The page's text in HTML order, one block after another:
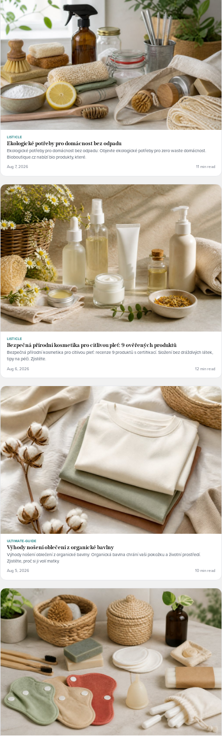
LISTICLE
Ekologické potřeby pro domácnost bez odpadu
Ekologické potřeby pro domácnost bez odpadu: Objevte ekologické potřeby pro zero waste domácnost.
Bioboutique.cz nabízí bio produkty, které.
Aug 7, 2026 11 min read
LISTICLE
Bezpečná přírodní kosmetika pro citlivou pleť: 9 ověřených produktů
Bezpečná přírodní kosmetika pro citlivou pleť: recenze 9 produktů s certifikací. Složení bez dráždivých látek,
tipy na péči. Zjistěte.
Aug 6, 2026 12 min read
ULTIMATE-GUIDE
Výhody nošení oblečení z organické bavlny
Výhody nošení oblečení z organické bavlny: Organická bavlna chrání vaši pokožku a životní prostředí.
Zjistěte, proč si ji volí matky.
Aug 5, 2026 10 min read